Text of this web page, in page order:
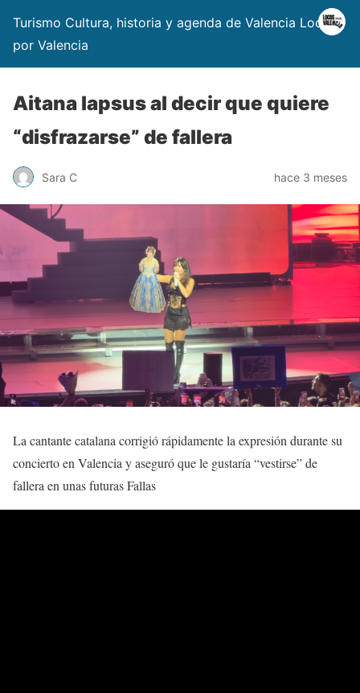
Turismo Cultura, historia y agenda de Valencia Locos
por Valencia
Aitana lapsus al decir que quiere
“disfrazarse” de fallera
Sara C hace 3 meses
La cantante catalana corrigió rápidamente la expresión durante su
concierto en Valencia y aseguró que le gustaría “vestirse” de
fallera en unas futuras Fallas